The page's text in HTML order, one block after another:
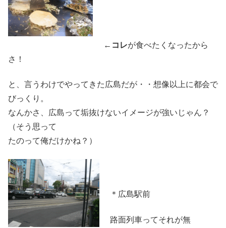
← コレが食べたくなったから
さ！
と、言うわけでやってきた広島だが・・想像以上に都会で
びっくり。
なんかさ、広島って垢抜けないイメージが強いじゃん？
（そう思って
たのって俺だけかね？）
＊広島駅前
路面列車ってそれが無